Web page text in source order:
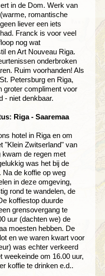
in de Dom. Werk van
romantische
liever een iets
Franck is voor veel
nog wat
en Art Nouveau Riga.
onderbroken
Ruim voorhanden! Als
Petersburg en Riga,
groter compliment voor
- niet denkbaar.
Riga - Saaremaa
hotel in Riga en om
"Klein Zwitserland" van
kwam de regen met
was het bij de
Na de koffie op weg
in deze omgeving,
rond te wandelen, de
koffiestop duurde
grensovergang te
uur (dachten we) de
moesten hebben. De
en we waren kwart voor
was echter verkeerd
weekeinde om 16.00 uur,
koffie te drinken e.d..